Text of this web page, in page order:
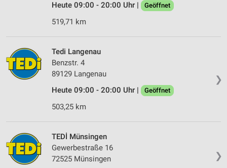
Heute 09:00 - 20:00 Uhr |
Geöffnet
519,71 km
❯
Tedi Langenau
Benzstr. 4
89129 Langenau
Heute 09:00 - 20:00 Uhr |
Geöffnet
503,25 km
❯
TEDİ Münsingen
Gewerbestraße 16
72525 Münsingen
Verwendung von Profilen zur Auswahl
Messung der Performance von Inhalten
Analyse von Zielgruppen durch Statistiken oder
Kombinationen von Daten aus verschiedenen
Verwendung reduzierter Daten zur Auswahl von
Inhalten
IAB-Besonderheiten: